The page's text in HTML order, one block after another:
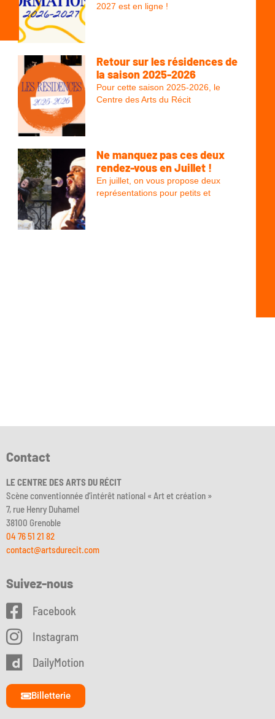
2027 est en ligne !
Retour sur les résidences de
la saison 2025-2026
Pour cette saison 2025-2026, le
Centre des Arts du Récit
Ne manquez pas ces deux
rendez-vous en Juillet !
En juillet, on vous propose deux
représentations pour petits et
Contact
LE CENTRE DES ARTS DU RÉCIT
Scène conventionnée d’intérêt national « Art et création »
7, rue Henry Duhamel
38100 Grenoble
04 76 51 21 82
contact@artsdurecit.com
Suivez-nous
Facebook
Instagram
DailyMotion
Billetterie